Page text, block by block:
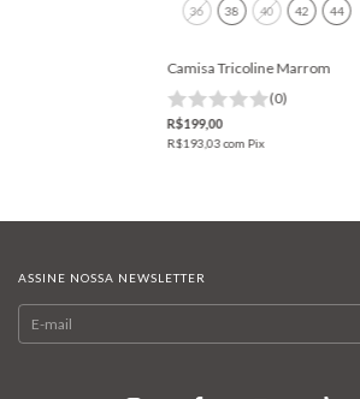
36 38 40 42 44
Camisa Tricoline Marrom
(0)
R$199,00
R$193,03com Pix
ASSINE NOSSA NEWSLETTER